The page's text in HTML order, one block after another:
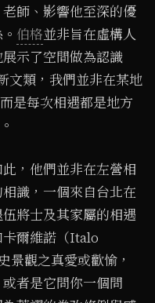
師、影響他至深的優
伯格並非旨在虛構人
示了空間做為認識
文類，我們並非在某地
是每次相遇都是地方
，他們並非在左營相
識，一個來自台北在
將士及其家屬的相遇
卡爾維諾（Italo
觀之真愛或歡愉，
者是它問你一個問